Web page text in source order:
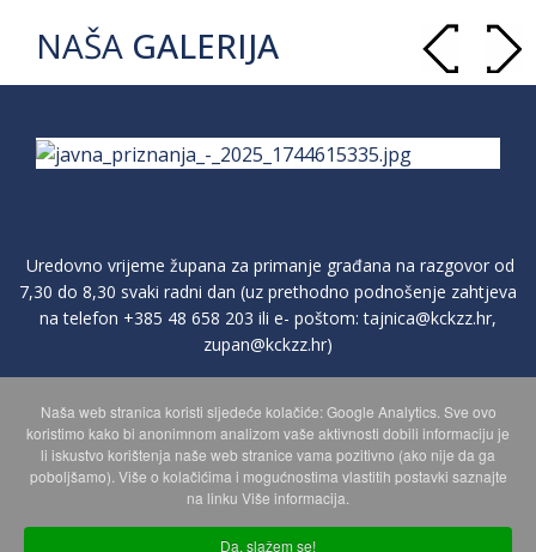
NAŠA GALERIJA
Uredovno vrijeme župana za primanje građana na razgovor od
7,30 do 8,30 svaki radni dan (uz prethodno podnošenje zahtjeva
na telefon +385 48 658 203 ili e- poštom:tajnica@kckzz.hr,
zupan@kckzz.hr)
POLITIKA ZAŠTITE PRIVATNOSTI OSOBNIH PODATAKA
MAPA WEBA
Naša web stranica koristi sljedeće kolačiće: Google Analytics. Sve ovo
koristimo kako bi anonimnom analizom vaše aktivnosti dobili informaciju je
li iskustvo korištenja naše web stranice vama pozitivno (ako nije da ga
poboljšamo). Više o kolačićima i mogućnostima vlastitih postavki saznajte
na linku Više informacija.
Da, slažem se!